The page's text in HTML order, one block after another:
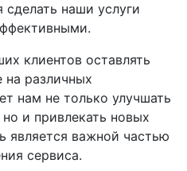
наши услуги
клиентов оставлять
различных
нам не только улучшать
и привлекать новых
является важной частью
сервиса.